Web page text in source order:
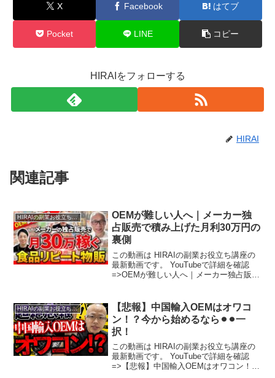
X Facebook はてブ
Pocket LINE コピー
HIRAIをフォローする
HIRAI
関連記事
HIRAIの副業お役立ち講座
OEMが難しい人へ｜メーカー独
占販売で積み上げた月利30万円の
裏側
この動画は HIRAIの副業お役立ち講座の
最新動画です。 YouTubeで詳細を確認
=>OEMが難しい人へ｜メーカー独占販売
HIRAIの副業お役立ち講座
【悲報】中国輸入OEMはオワコ
ン！？今から始めるなら⚫︎⚫︎一
択！
この動画は HIRAIの副業お役立ち講座の
最新動画です。 YouTubeで詳細を確認
=>【悲報】中国輸入OEMはオワコン！？